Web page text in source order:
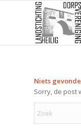
Niets
Sorry, de post